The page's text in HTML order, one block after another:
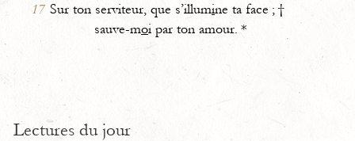
17 Sur ton serviteur, que s’illumine ta face ; †
sauve-moi par ton amour. *
Lectures du jour